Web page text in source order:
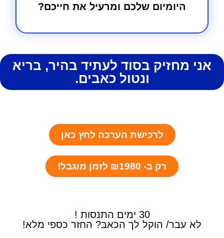
היומיום שלכם ומרעיל את חייכם?
אני מחזיק בסוד לעתיד בהיר, בריא
ונטול כאבים.
לרכישת הערכה לחץ כאן
רק ב- ₪1980 לזמן מוגבל!
30 ימים התנסות !
לא עבר/ הוקל לך הכאב? החזר כספי מלא!